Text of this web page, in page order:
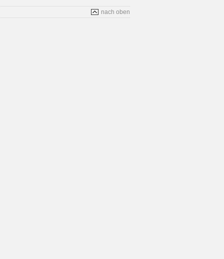
nach oben